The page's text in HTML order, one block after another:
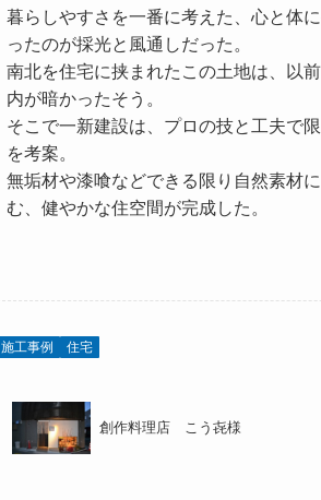
暮らしやすさを一番に考えた、心と体
ったのが採光と風通しだった。
南北を住宅に挟まれたこの土地は、以
内が暗かったそう。
そこで一新建設は、プロの技と工夫で
を考案。
無垢材や漆喰などできる限り自然素材
む、健やかな住空間が完成した。
施工事例 住宅
創作料理店 こう㐂様